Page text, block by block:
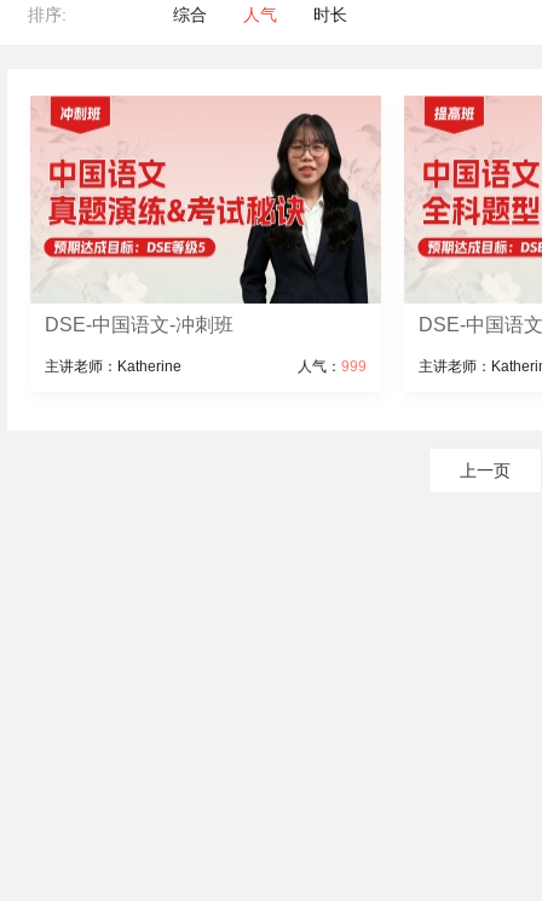
排序: 综合 人气 时长
DSE-中国语文-冲刺班
主讲老师：Katherine 人气： 999
DSE-中国语
主讲老师：
上一页